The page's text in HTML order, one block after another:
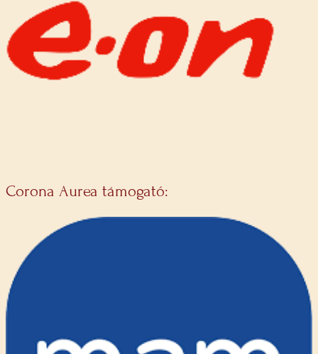
Corona Aurea támogató: